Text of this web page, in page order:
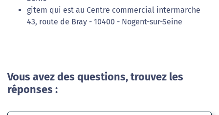
gitem qui est au Centre commercial intermarche
43, route de Bray - 10400 - Nogent-sur-Seine
Vous avez des questions, trouvez les
réponses :